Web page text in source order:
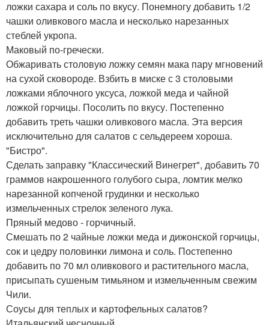
ложки сахара и соль по вкусу. Понемногу добавить 1/2
чашки оливкового масла и несколько нарезанных
стеблей укропа.
Маковый по-гречески.
Обжаривать столовую ложку семян мака пару мгновений
на сухой сковороде. Взбить в миске с 3 столовыми
ложками яблочного уксуса, ложкой меда и чайной
ложкой горчицы. Посолить по вкусу. Постепенно
добавить треть чашки оливкового масла. Эта версия
исключительно для салатов с сельдереем хороша.
"Бистро".
Сделать заправку "Классический Винегрет", добавить 70
граммов накрошенного голубого сыра, ломтик мелко
нарезанной копченой грудинки и несколько
измельченных стрелок зеленого лука.
Пряный медово - горчичный.
Смешать по 2 чайные ложки меда и дижонской горчицы,
сок и цедру половинки лимона и соль. Постепенно
добавить по 70 мл оливкового и растительного масла,
присыпать сушеным тимьяном и измельченным свежим
Чили.
Соусы для теплых и картофельных салатов?